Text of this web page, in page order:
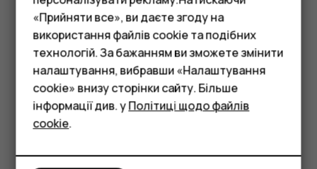
Смартфони
Фічерфони
Аксесуари
Планшети
Якщо телефон запитує PIN-код, торкніться
пунктуЕкстрений виклик.
Вимкніть активовані в телефоні обмеження
викликів, наприклад заборону дзвінків, фіксований
набір або закриту групу абонентів.
Якщо мобільна мережа недоступна, можна також
спробувати здійснити інтернет-виклик за
«Прийняти все», ви даєте згоду на
використання файлів cookie та подібних
технологій. За бажанням ви зможете змінити
налаштування, вибравши «Налаштування
cookie» внизу сторінки сайту. Більше
інформації див. уПолітиці щодо файлів
cookie.